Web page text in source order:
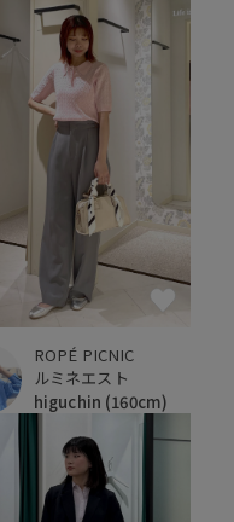
ROPÉ PICNIC
ルミネエスト
higuchin (160cm)